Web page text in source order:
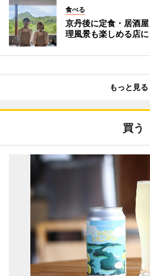
食べる
京丹後に定食・居酒
理風景も楽しめる店に
もっと見る
買う